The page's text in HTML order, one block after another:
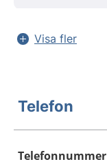
Visa fler
Telefon
Telefonnummer